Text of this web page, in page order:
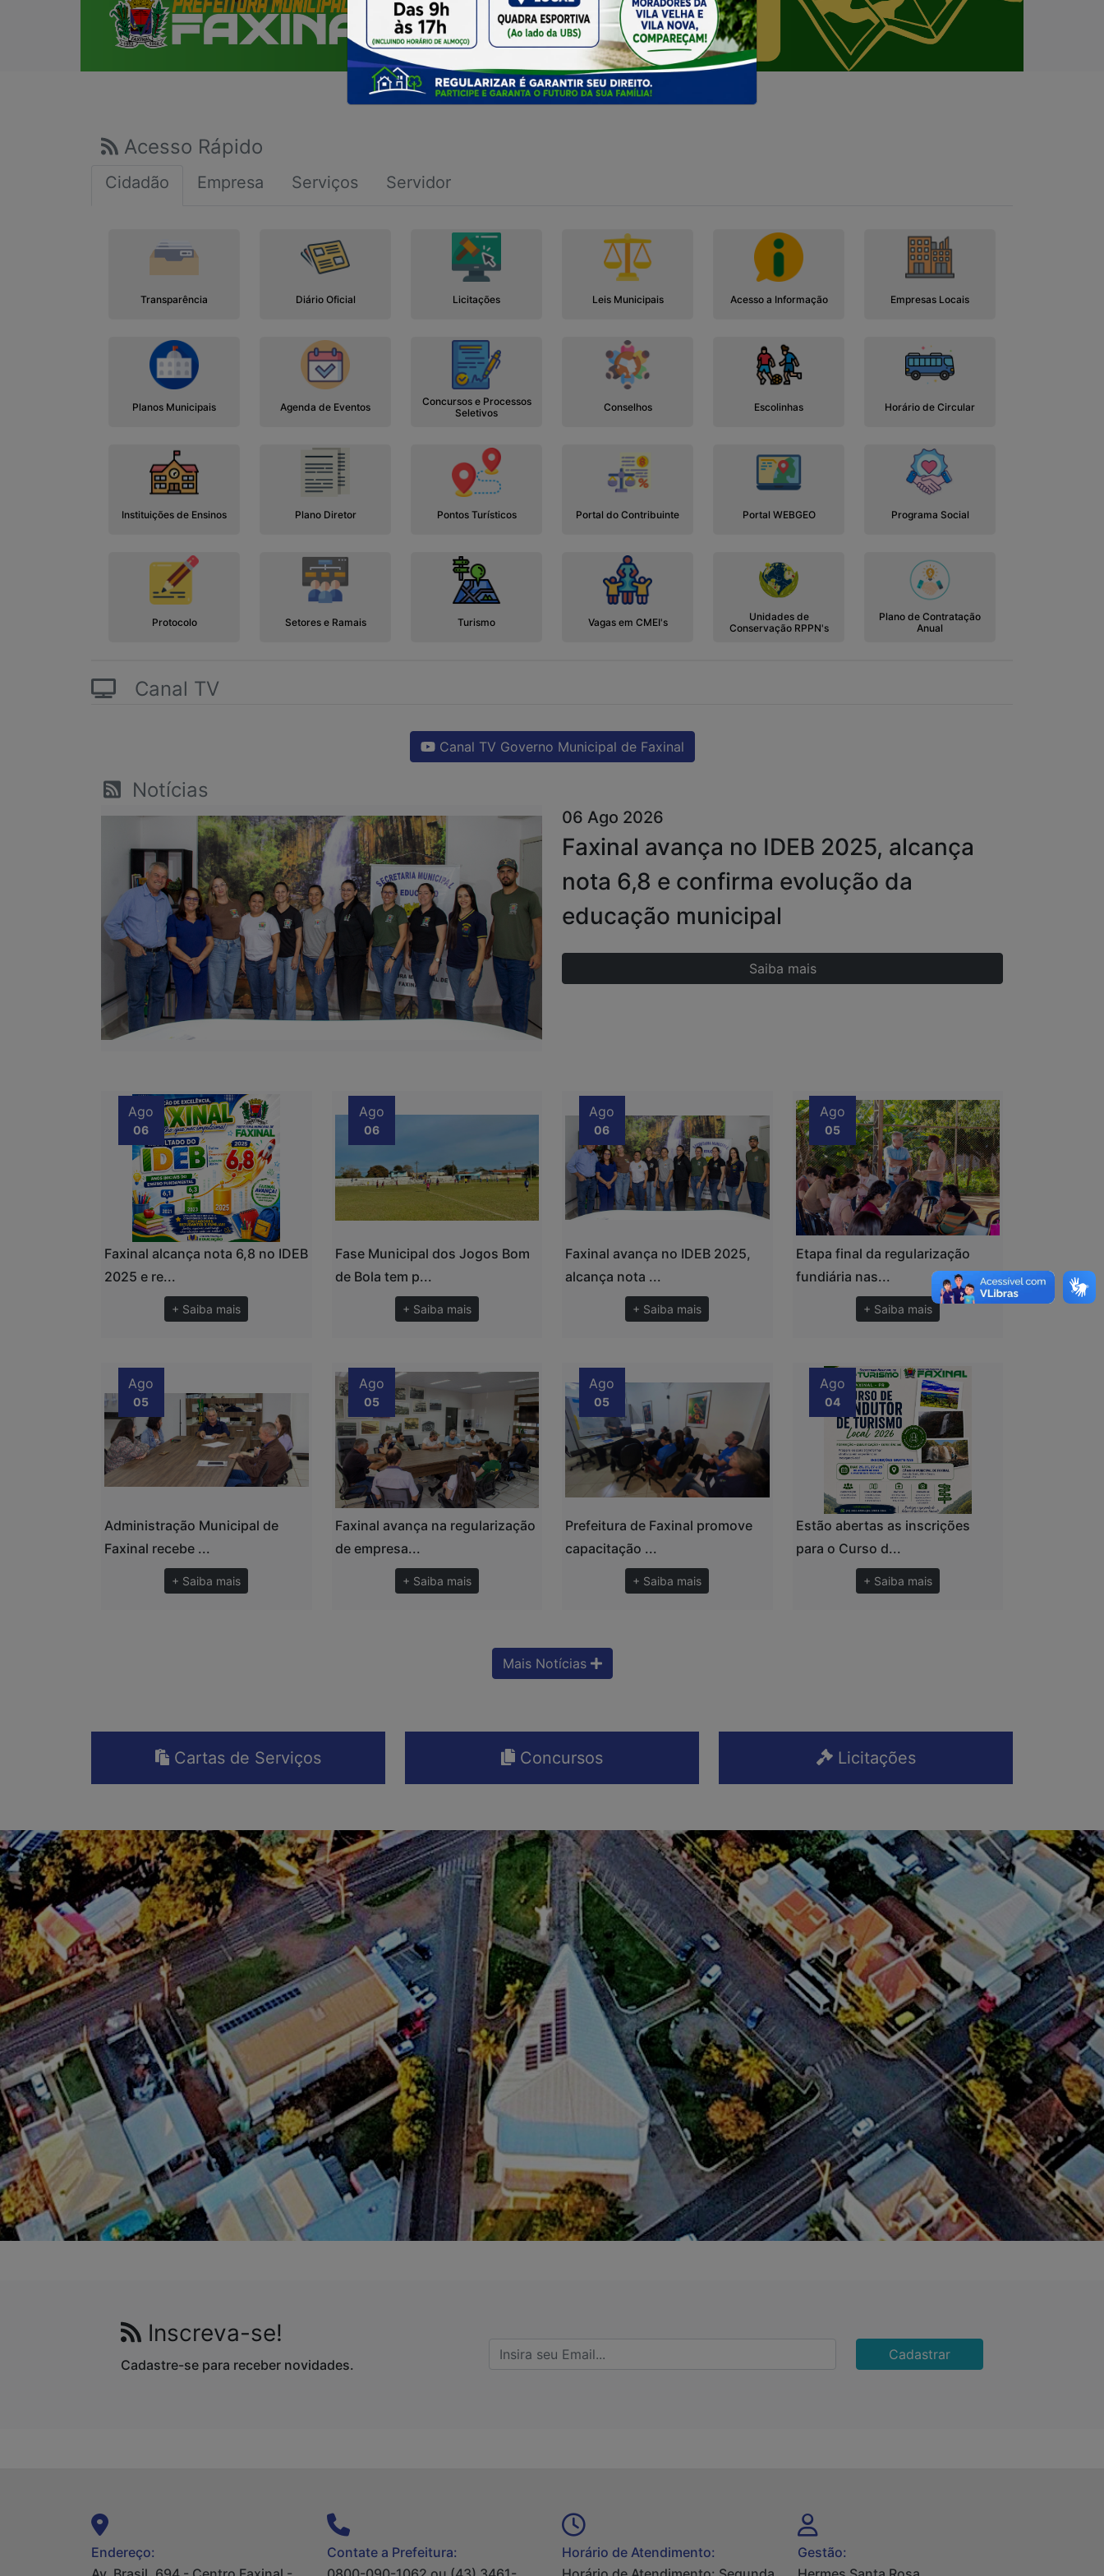
Acesso Rápido
Cidadão Empresa Serviços Servidor
Transparência Diário Oficial Licitações Leis Municipais Acesso a Informação Empresas Locais
Planos Municipais Agenda de Eventos
Concursos e Processos
Seletivos
Conselhos Escolinhas Horário de Circular
Instituições de Ensinos Plano Diretor Pontos Turísticos Portal do Contribuinte Portal WEBGEO Programa Social
Protocolo Setores e Ramais Turismo Vagas em CMEI's
Unidades de
Conservação RPPN's
Plano de Contratação
Anual
Canal TV
Canal TV Governo Municipal de Faxinal
Notícias
06 Ago 2026
Faxinal avança no IDEB 2025, alcança
nota 6,8 e confirma evolução da
educação municipal
Saiba mais
Ago
06
Faxinal alcança nota 6,8 no IDEB
2025 e re...
+ Saiba mais
Ago
06
Fase Municipal dos Jogos Bom
de Bola tem p...
+ Saiba mais
Ago
06
Faxinal avança no IDEB 2025,
alcança nota ...
+ Saiba mais
Ago
05
Etapa final da regularização
fundiária nas...
+ Saiba mais
Ago
05
Administração Municipal de
Faxinal recebe ...
+ Saiba mais
Ago
05
Faxinal avança na regularização
de empresa...
+ Saiba mais
Ago
05
Prefeitura de Faxinal promove
capacitação ...
+ Saiba mais
Ago
04
Estão abertas as inscrições
para o Curso d...
+ Saiba mais
Mais Notícias
Cartas de Serviços Concursos Licitações
Inscreva-se!
Cadastre-se para receber novidades.
Cadastrar
Endereço:
Contate a Prefeitura:
Horário de Atendimento:
Gestão: